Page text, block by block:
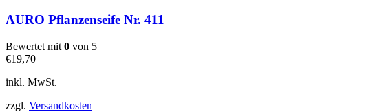
mehrere
auf.
AURO Pflanzenseife Nr. 411
Bewertet mit 0 von 5
€19,70
inkl. MwSt.
zzgl. Versandkosten